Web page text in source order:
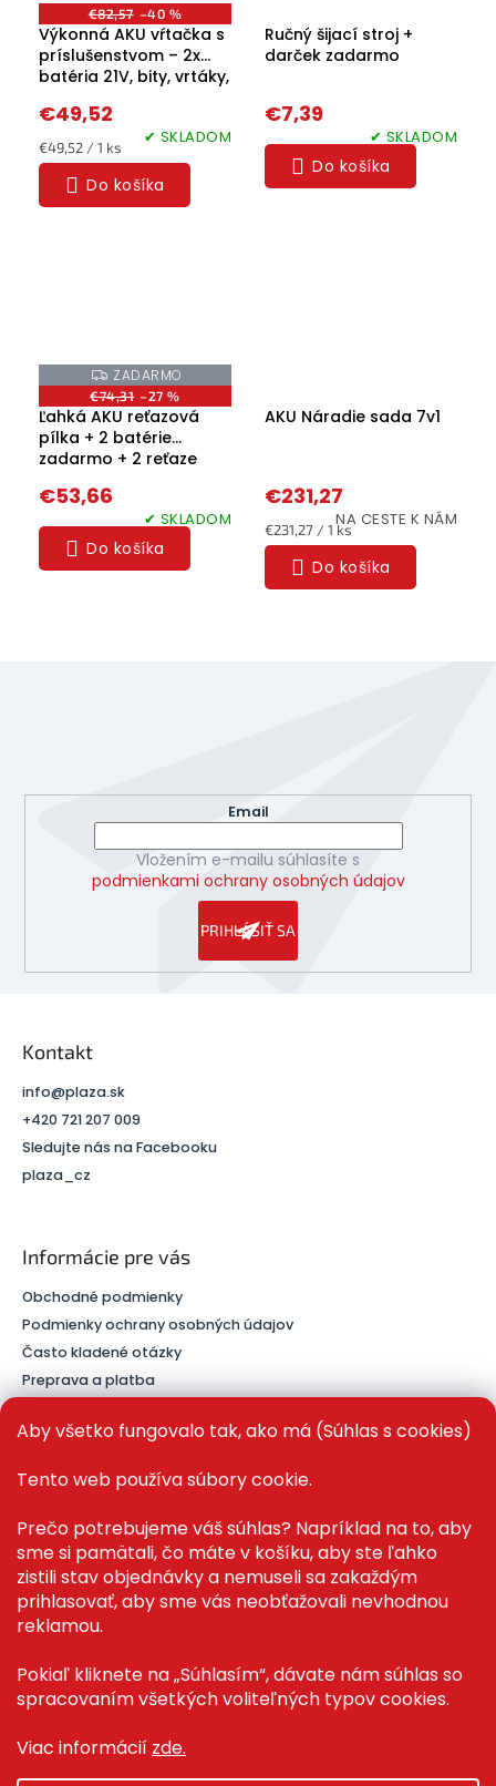
Aby všetko fungovalo tak, ako má (Súhlas s cookies)
Tento web používa súbory cookie.
Prečo potrebujeme váš súhlas? Napríklad na to, aby
sme si pamätali, čo máte v košíku, aby ste ľahko
zistili stav objednávky a nemuseli sa zakaždým
prihlasovať, aby sme vás neobťažovali nevhodnou
reklamou.
Pokiaľ kliknete na „Súhlasím“, dávate nám súhlas so
spracovaním všetkých voliteľných typov cookies.
Viac informácií zde.
€82,57 –40 %
Výkonná AKU vŕtačka s
príslušenstvom – 2x
batéria 21V, bity, vrtáky,
✔ SKLADOM
€49,52
Jednotková
cena:
€49,52 / 1 ks
Do košíka
Ručný šijací stroj +
darček zadarmo
✔ SKLADOM
€7,39
Do košíka
Z
A
D
A
R
O
ZADARMO
€74,31 –27 %
Ľahká AKU reťazová
pílka + 2 batérie
zadarmo + 2 reťaze
✔ SKLADOM
€53,66
Do košíka
AKU Náradie sada 7v1
NA CESTE K NÁM
€231,27
Jednotková
cena:
€231,27 / 1 ks
Do košíka
Email
Vložením e-mailu súhlasíte s
podmienkami ochrany osobných údajov
PRIHLÁSIŤ SA
Kontakt
info@plaza.sk
+420 721 207 009
Sledujte nás na Facebooku
plaza_cz
Informácie pre vás
Obchodné podmienky
Podmienky ochrany osobných údajov
Často kladené otázky
Preprava a platba
PRE ZÁKAZNÍKOV
Recenze ✅
Magazín PLAZA News™
Můj účet
Registrace
Přihlášení
Copyright 2026Plaza.sk. Všetky práva vyhradené.